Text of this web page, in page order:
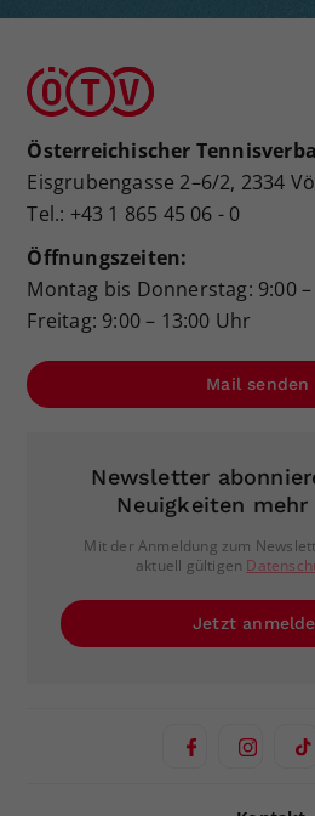
Österreichischer
Eisgrubengasse 2–6/2, 2334
Tel.: +43 1 865 45 06 - 0
Öffnungszeiten:
Montag bis Donnerstag: 9:00
Freitag: 9:00 – 13:00 Uhr
Mail senden
Newsletter
Neuigkeiten mehr
Mit der Anmeldung zum
aktuell gültigen
Jetzt